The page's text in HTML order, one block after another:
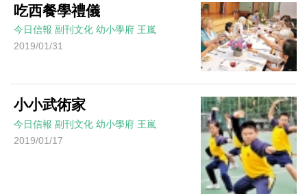
吃西餐學禮儀
今日信報 副刊文化 幼小學府 王嵐
2019/01/31
小小武術家
今日信報 副刊文化 幼小學府 王嵐
2019/01/17